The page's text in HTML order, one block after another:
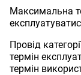
Максимальна
Провід
термін
термін